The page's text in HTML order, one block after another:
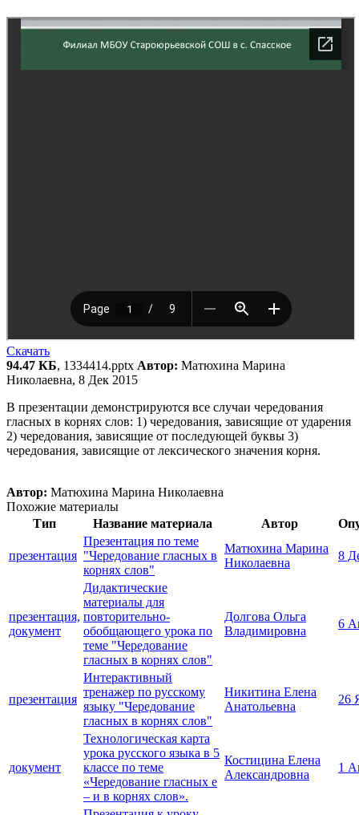
Скачать
94.47 КБ, 1334414.pptx Автор: Матюхина Марина
Николаевна, 8 Дек 2015
В презентации демонстрируются все случаи чередования
гласных в корнях слов: 1) чередования, зависящие от ударения
2) чередования, зависящие от последующей буквы 3)
чередования, зависящие от лексического значения корня.
Автор: Матюхина Марина Николаевна
Похожие материалы
Тип
Название материала Автор
презентация
Презентация по теме
"Чередование гласных в
корнях слов"
Матюхина Марина
Николаевна
8
презентация,
документ
Дидактические
материалы для
повторительно-
обобщающего урока по
теме "Чередование
гласных в корнях слов"
Долгова Ольга
Владимировна
6
презентация
Интерактивный
тренажер по русскому
языку "Чередование
гласных в корнях слов"
Никитина Елена
Анатольевна
26
документ
Технологическая карта
урока русского языка в 5
классе по теме
«Чередование гласных е
– и в корнях слов».
Костицина Елена
Александровна
1